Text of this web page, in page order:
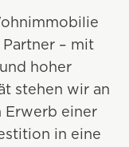
– mit
hoher
stehen wir an
Erwerb einer
in eine